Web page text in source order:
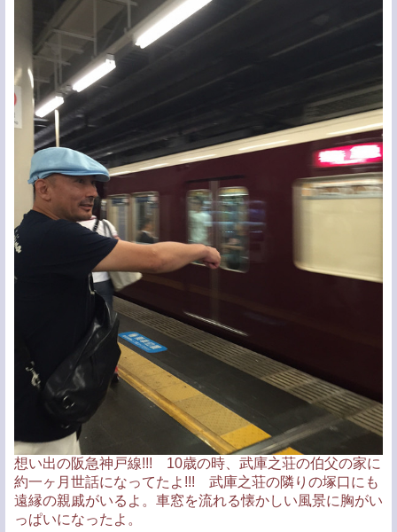
想い出の阪急神戸線!!! 10歳の時、武庫之荘の伯父の家に
約一ヶ月世話になってたよ!!! 武庫之荘の隣りの塚口にも
遠縁の親戚がいるよ。車窓を流れる懐かしい風景に胸がい
っぱいになったよ。